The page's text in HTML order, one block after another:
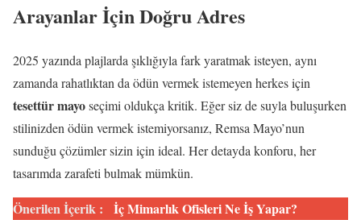
Arayanlar İçin Doğru Adres
2025 yazında plajlarda şıklığıyla fark yaratmak isteyen, aynı
zamanda rahatlıktan da ödün vermek istemeyen herkes için
tesettür mayoseçimi oldukça kritik. Eğer siz de suyla buluşurken
stilinizden ödün vermek istemiyorsanız, Remsa Mayo’nun
sunduğu çözümler sizin için ideal. Her detayda konforu, her
tasarımda zarafeti bulmak mümkün.
Önerilen İçerik : İç Mimarlık Ofisleri Ne İş Yapar?